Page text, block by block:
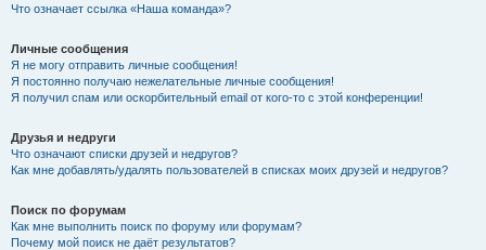
Что означает ссылка «Наша команда»?
Личные сообщения
Я не могу отправить личные сообщения!
Я постоянно получаю нежелательные личные сообщения!
Я получил спам или оскорбительный email от кого-то с этой конференции!
Друзья и недруги
Что означают списки друзей и недругов?
Как мне добавлять/удалять пользователей в списках моих друзей и недругов?
Поиск по форумам
Как мне выполнить поиск по форуму или форумам?
Почему мой поиск не даёт результатов?